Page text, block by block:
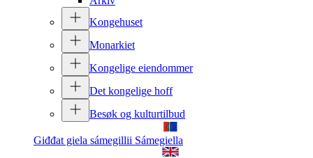
Kongehuset
Monarkiet
Kongelige eiendommer
Det kongelige hoff
Besøk og kulturtilbud
Giđđat giela sámegillii Sámegiella